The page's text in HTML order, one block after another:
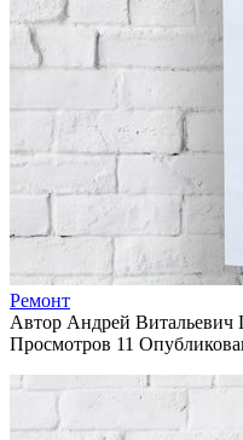
Ремонт
Автор Андрей Витальевич
Просмотров 11